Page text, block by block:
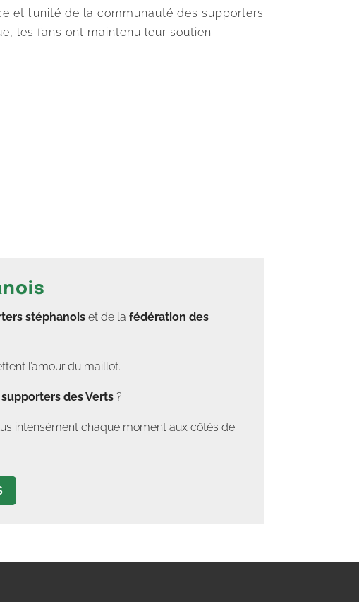
et l’unité de la communauté des supporters
les fans ont maintenu leur soutien
stéphanois et de la fédération des
l’amour du maillot.
supporters des Verts ?
intensément chaque moment aux côtés de